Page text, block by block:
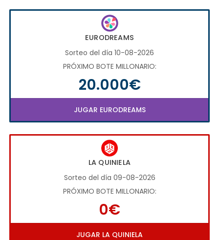
EURODREAMS
Sorteo del día 10-08-2026
PRÓXIMO BOTE MILLONARIO:
20.000€
JUGAR EURODREAMS
LA QUINIELA
Sorteo del día 09-08-2026
PRÓXIMO BOTE MILLONARIO:
0€
JUGAR LA QUINIELA